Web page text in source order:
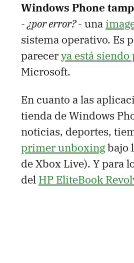
Windows Phone
- ¿por error? - una
sistema operativo. Es
parecerya está siendo
Microsoft.
En cuanto a las
tienda de Windows
noticias, deportes,
primer unboxingbajo
de Xbox Live). Y para
del HP EliteBook